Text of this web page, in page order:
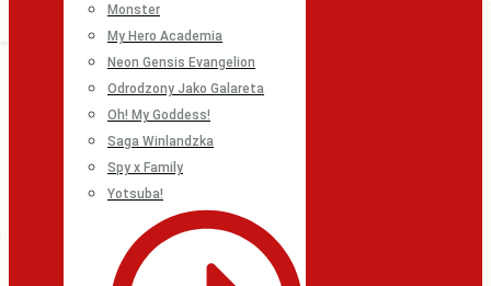
Monster
My Hero Academia
Neon Gensis Evangelion
Odrodzony Jako Galareta
Oh! My Goddess!
Saga Winlandzka
Spy x Family
Yotsuba!